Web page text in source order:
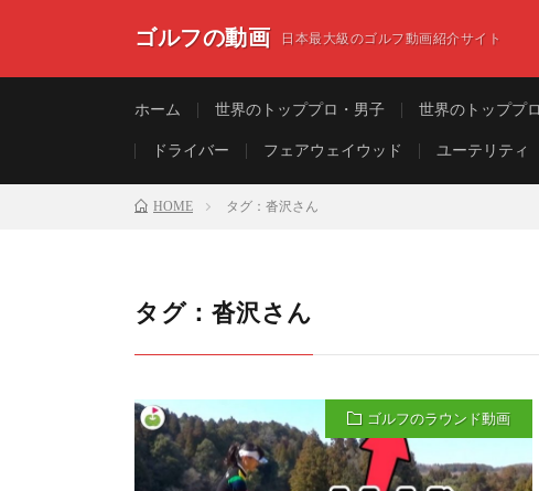
ゴルフの動画 日本最大級のゴルフ動画紹介サイト
ホーム 世界のトッププロ・男子 世界のトッププ
ドライバー フェアウェイウッド ユーテリティ
HOME タグ：沓沢さん
タグ：沓沢さん
ゴルフのラウンド動画